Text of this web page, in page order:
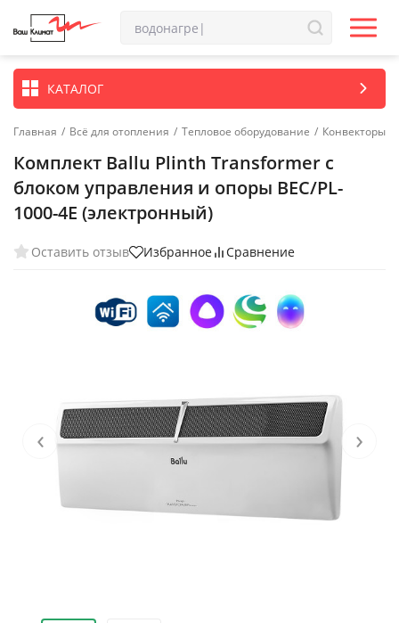
КАТАЛОГ
Главная / Всё для отопления / Тепловое оборудование / Конвекторы
Комплект Ballu Plinth Transformer с
блоком управления и опоры BEC/PL-
1000-4E (электронный)
Оставить отзыв Избранное Сравнение
‹ ›